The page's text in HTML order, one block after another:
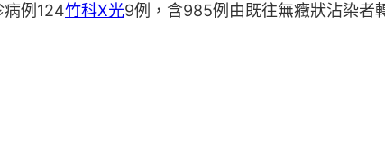
例124竹科X光9例，含985例由既往無癥狀沾染者